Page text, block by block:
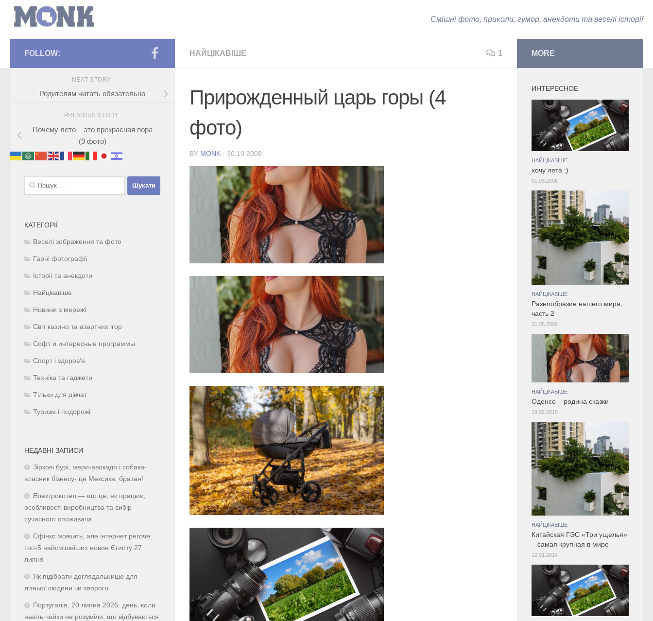
Смішні фото, приколи, гумор, анекдоти та веселі історії
НАЙЦІКАВІШЕ 1
Прирожденный царь горы (4
фото)
BY MONK · 30.10.2008
FOLLOW:
NEXT STORY
Родителям читать обязательно
PREVIOUS STORY
Почему лето – это прекрасная пора
(9 фото)
Пошук:
КАТЕГОРІЇ
Веселі зображення та фото
Гарні фотографії
Історії та анекдоти
Найцікавіше
Новини з мережі
Світ казино та азартних ігор
Софт и интересные программы
Спорт і здоров'я
Техніка та гаджети
Тільки для дівчат
Туризм і подорожі
НЕДАВНІ ЗАПИСИ
Зіркові бурі, мери-авокадо і собака-
власник бізнесу- це Мексика, братан!
Електрокотел — що це, як працює,
особливості виробництва та вибір
сучасного споживача
Сфінкс мовчить, але інтернет регоче:
топ-5 найсмішніших новин Єгипту 27
липня
Як підібрати доглядальницю для
літньої людини чи хворого
Португалія, 20 липня 2026: день, коли
навіть чайки не розуміли, що відбувається
MORE
ИНТЕРЕСНОЕ
НАЙЦІКАВІШЕ
хочу лета :)
01.03.2006
НАЙЦІКАВІШЕ
Разнообразие нашего мира,
часть 2
31.05.2006
НАЙЦІКАВІШЕ
Оденсе – родина сказки
18.02.2015
НАЙЦІКАВІШЕ
Китайская ГЭС «Три ущелья»
– самая крупная в мире
12.01.2014